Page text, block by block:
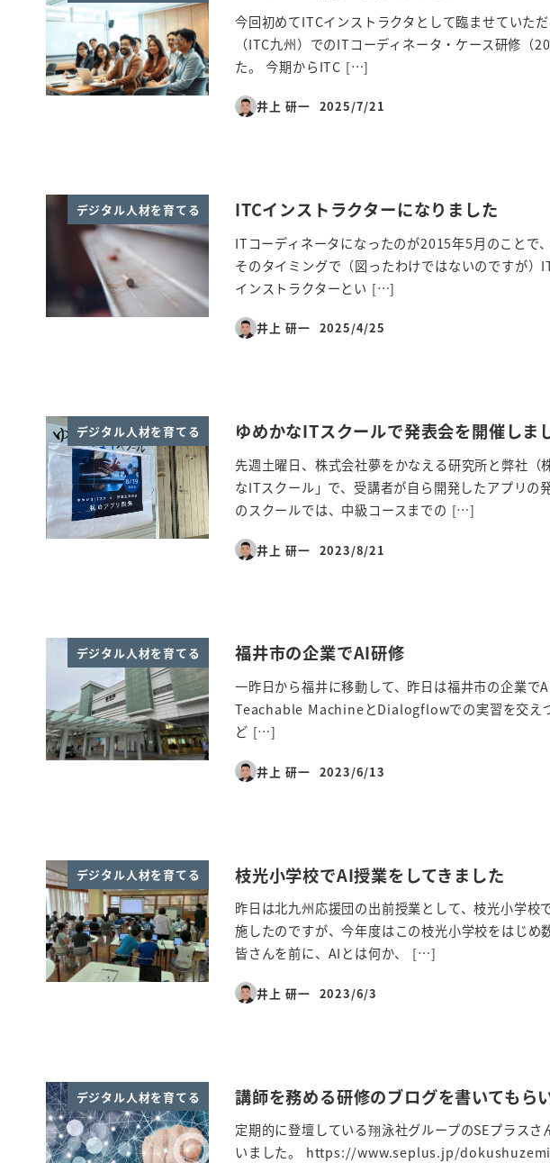
今回初めてITCインストラクタとして臨ませていた
（ITC九州）でのITコーディネータ・ケース研修
た。 今期からITC […]
井上 研一
投稿日
2025/7/21
デジタル人材を育てる ITCインストラクターになりました
ITコーディネータになったのが2015年5月のことで
そのタイミングで（図ったわけではないのですが
インストラクターとい […]
井上 研一
投稿日
2025/4/25
デジタル人材を育てる ゆめかなITスクールで発表会を開催しま
先週土曜日、株式会社夢をかなえる研究所と弊社
なITスクール」で、受講者が自ら開発したアプリの
のスクールでは、中級コースまでの […]
井上 研一
投稿日
2023/8/21
デジタル人材を育てる 福井市の企業でAI研修
一昨日から福井に移動して、昨日は福井市の企業
Teachable MachineとDialogflowでの実習を交え
ど […]
井上 研一
投稿日
2023/6/13
デジタル人材を育てる 枝光小学校でAI授業をしてきました
昨日は北九州応援団の出前授業として、枝光小学
施したのですが、今年度はこの枝光小学校をはじ
皆さんを前に、AIとは何か、 […]
井上 研一
投稿日
2023/6/3
デジタル人材を育てる 講師を務める研修のブログを書いてもら
定期的に登壇している翔泳社グループのSEプラス
いました。 https://www.seplus.jp/